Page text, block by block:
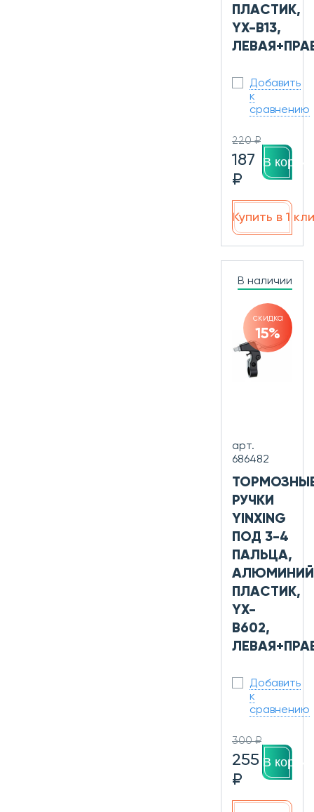
ПЛАСТИК,
YX-B13,
Добавить
к
сравнению
220 ₽
187
₽
В
Купить в 1
В наличии
скидка
15%
арт.
686482
РУЧКИ
YINXING
ПОД 3-4
ПАЛЬЦА,
ПЛАСТИК,
YX-
B602,
Добавить
к
сравнению
300 ₽
255
₽
В